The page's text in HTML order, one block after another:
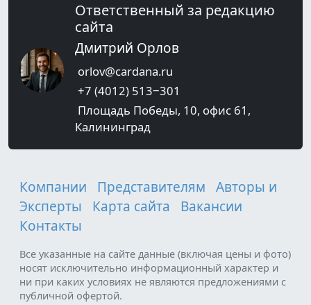
Ответственный за редакцию
сайта
Дмитрий Орлов
orlov@cardana.ru
+7 (4012) 513‒301
Площадь Победы, 10, офис 61,
Калининград
Компании Представителям
Авторы и
Эксперты
Карта сайта
Вакансии
Контакты
Все указанные на сайте данные (включая цены и фото)
носят исключительно информационный характер и
ни при каких условиях не являются предложениями с
публичной офертой.